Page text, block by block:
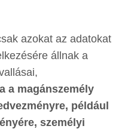
azokat az adatokat
állnak a
a magánszemély
például
személyi